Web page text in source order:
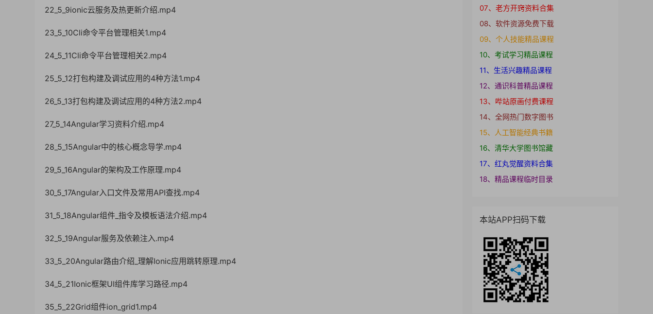
22_5_9ionic云服务及热更新介绍.mp4
23_5_10Cli命令平台管理相关1.mp4
24_5_11Cli命令平台管理相关2.mp4
25_5_12打包构建及调试应用的4种方法1.mp4
26_5_13打包构建及调试应用的4种方法2.mp4
27_5_14Angular学习资料介绍.mp4
28_5_15Angular中的核心概念导学.mp4
29_5_16Angular的架构及工作原理.mp4
30_5_17Angular入口文件及常用API查找.mp4
31_5_18Angular组件_指令及模板语法介绍.mp4
32_5_19Angular服务及依赖注入.mp4
33_5_20Angular路由介绍_理解Ionic应用跳转原理.mp4
34_5_21Ionic框架UI组件库学习路径.mp4
35_5_22Grid组件ion_grid1.mp4
07、老方开窍资料合集
08、软件资源免费下载
09、个人技能精品课程
10、考试学习精品课程
11、生活兴趣精品课程
12、通识科普精品课程
13、哔站原画付费课程
14、全网热门数字图书
15、人工智能经典书籍
16、清华大学图书馆藏
17、红丸觉醒资料合集
18、精品课程临时目录
本站APP扫码下载